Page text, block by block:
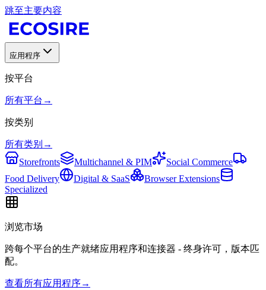
跳至主要内容
应用程序
按平台
所有平台 →
按类别
所有类别 →
Storefronts
Multichannel & PIM
Social Commerce
Food Delivery
Digital & SaaS
Browser Extensions
Specialized
浏览市场
跨每个平台的生产就绪应用程序和连接器 - 终身许可，版本匹
配。
查看所有应用程序→